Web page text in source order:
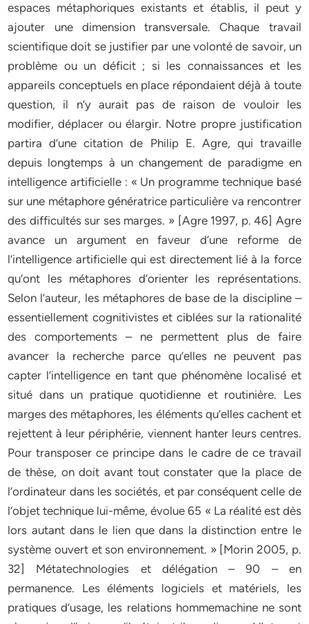
espaces métaphoriques existants et établis, il peut y
ajouter une dimension transversale. Chaque travail
scientifique doit se justifier par une volonté de savoir, un
problème ou un déficit ; si les connaissances et les
appareils conceptuels en place répondaient déjà à toute
question, il n’y aurait pas de raison de vouloir les
modifier, déplacer ou élargir. Notre propre justification
partira d’une citation de Philip E. Agre, qui travaille
depuis longtemps à un changement de paradigme en
intelligence artificielle : « Un programme technique basé
sur une métaphore génératrice particulière va rencontrer
des difficultés sur ses marges. » [Agre 1997, p. 46] Agre
avance un argument en faveur d’une reforme de
l’intelligence artificielle qui est directement lié à la force
qu’ont les métaphores d’orienter les représentations.
Selon l’auteur, les métaphores de base de la discipline –
essentiellement cognitivistes et ciblées sur la rationalité
des comportements – ne permettent plus de faire
avancer la recherche parce qu’elles ne peuvent pas
capter l’intelligence en tant que phénomène localisé et
situé dans un pratique quotidienne et routinière. Les
marges des métaphores, les éléments qu’elles cachent et
rejettent à leur périphérie, viennent hanter leurs centres.
Pour transposer ce principe dans le cadre de ce travail
de thèse, on doit avant tout constater que la place de
l’ordinateur dans les sociétés, et par conséquent celle de
l’objet technique lui-même, évolue 65 « La réalité est dès
lors autant dans le lien que dans la distinction entre le
système ouvert et son environnement. » [Morin 2005, p.
32] Métatechnologies et délégation – 90 – en
permanence. Les éléments logiciels et matériels, les
pratiques d’usage, les relations hommemachine ne sont